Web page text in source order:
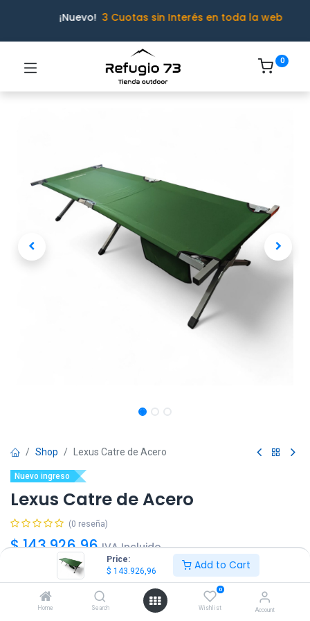
Price:
$ 143.926,96 Add to Cart
Home Search
0
Wishlist Account
¡Nuevo! 3 Cuotas sin Interés en toda la web
0
Shop Lexus Catre de Acero
Nuevo ingreso
Lexus Catre de Acero
(0 reseña)
$143.926,96 IVA Incluido